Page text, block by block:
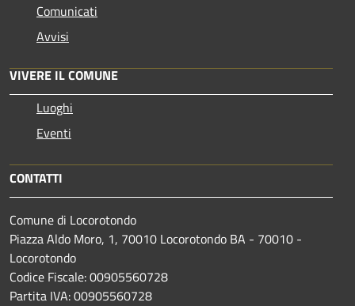
Comunicati
Avvisi
VIVERE IL COMUNE
Luoghi
Eventi
CONTATTI
Comune di Locorotondo
Piazza Aldo Moro, 1, 70010 Locorotondo BA - 70010 -
Locorotondo
Codice Fiscale: 00905560728
Partita IVA: 00905560728